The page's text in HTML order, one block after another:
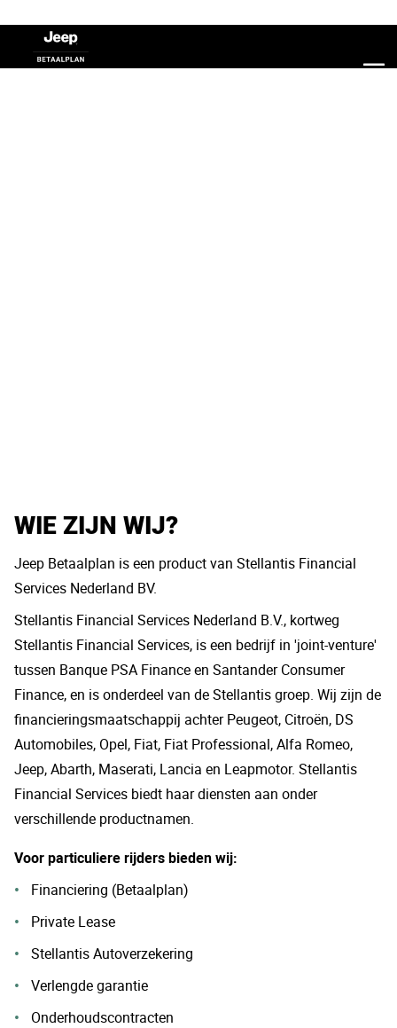
WIE ZIJN WIJ?
Jeep Betaalplan is een product van Stellantis Financial
Services Nederland BV.
Stellantis Financial Services Nederland B.V., kortweg
Stellantis Financial Services, is een bedrijf in 'joint-venture'
tussen Banque PSA Finance en Santander Consumer
Finance, en is onderdeel van de Stellantis groep. Wij zijn de
financieringsmaatschappij achter Peugeot, Citroën, DS
Automobiles, Opel, Fiat, Fiat Professional, Alfa Romeo,
Jeep, Abarth, Maserati, Lancia en Leapmotor. Stellantis
Financial Services biedt haar diensten aan onder
verschillende productnamen.
Voor particuliere rijders bieden wij:
Financiering (Betaalplan)
Private Lease
Stellantis Autoverzekering
Verlengde garantie
Onderhoudscontracten